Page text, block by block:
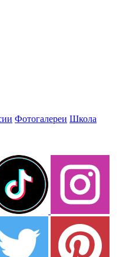
Фотогалереи Школа